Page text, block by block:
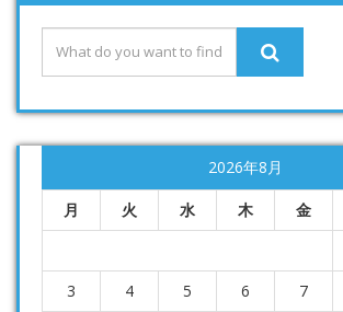
2026年8月
月 火 水 木 金
3
4 5 6 7